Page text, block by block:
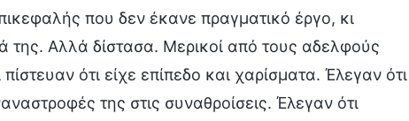
που δεν έκανε πραγματικό έργο, κι
Αλλά δίστασα. Μερικοί από τους αδελφούς
ότι είχε επίπεδο και χαρίσματα. Έλεγαν ότι
της στις συναθροίσεις. Έλεγαν ότι